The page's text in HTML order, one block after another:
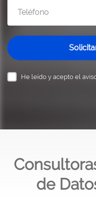
He leído y acepto el
de